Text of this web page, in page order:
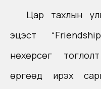
Цар тахлын
эцэст
нөхөрсөг
өргөөд ирэх